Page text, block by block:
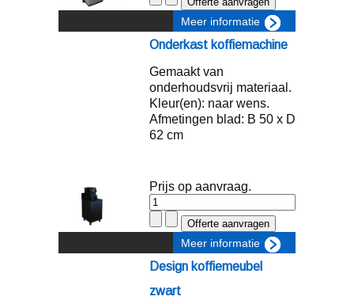
Meer informatie
Onderkast koffiemachine
Gemaakt van
onderhoudsvrij materiaal.
Kleur(en): naar wens.
Afmetingen blad: B 50 x D
62 cm
Prijs op aanvraag.
Meer informatie
Design koffiemeubel
zwart